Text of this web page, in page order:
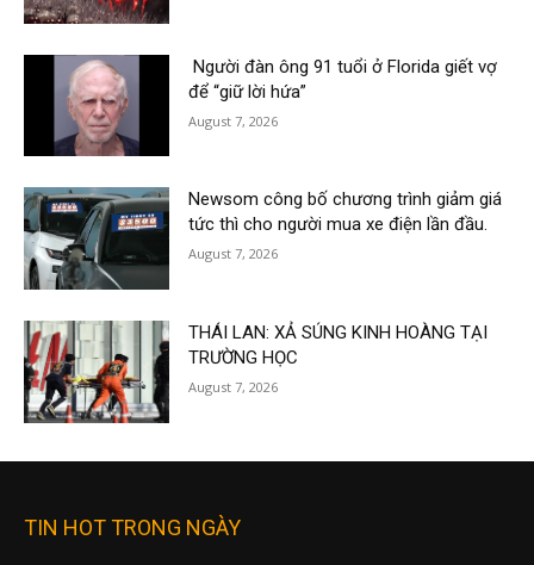
Người đàn ông 91 tuổi ở Florida giết vợ
để “giữ lời hứa”
August 7, 2026
Newsom công bố chương trình giảm giá
tức thì cho người mua xe điện lần đầu.
August 7, 2026
THÁI LAN: XẢ SÚNG KINH HOÀNG TẠI
TRƯỜNG HỌC
August 7, 2026
TIN HOT TRONG NGÀY